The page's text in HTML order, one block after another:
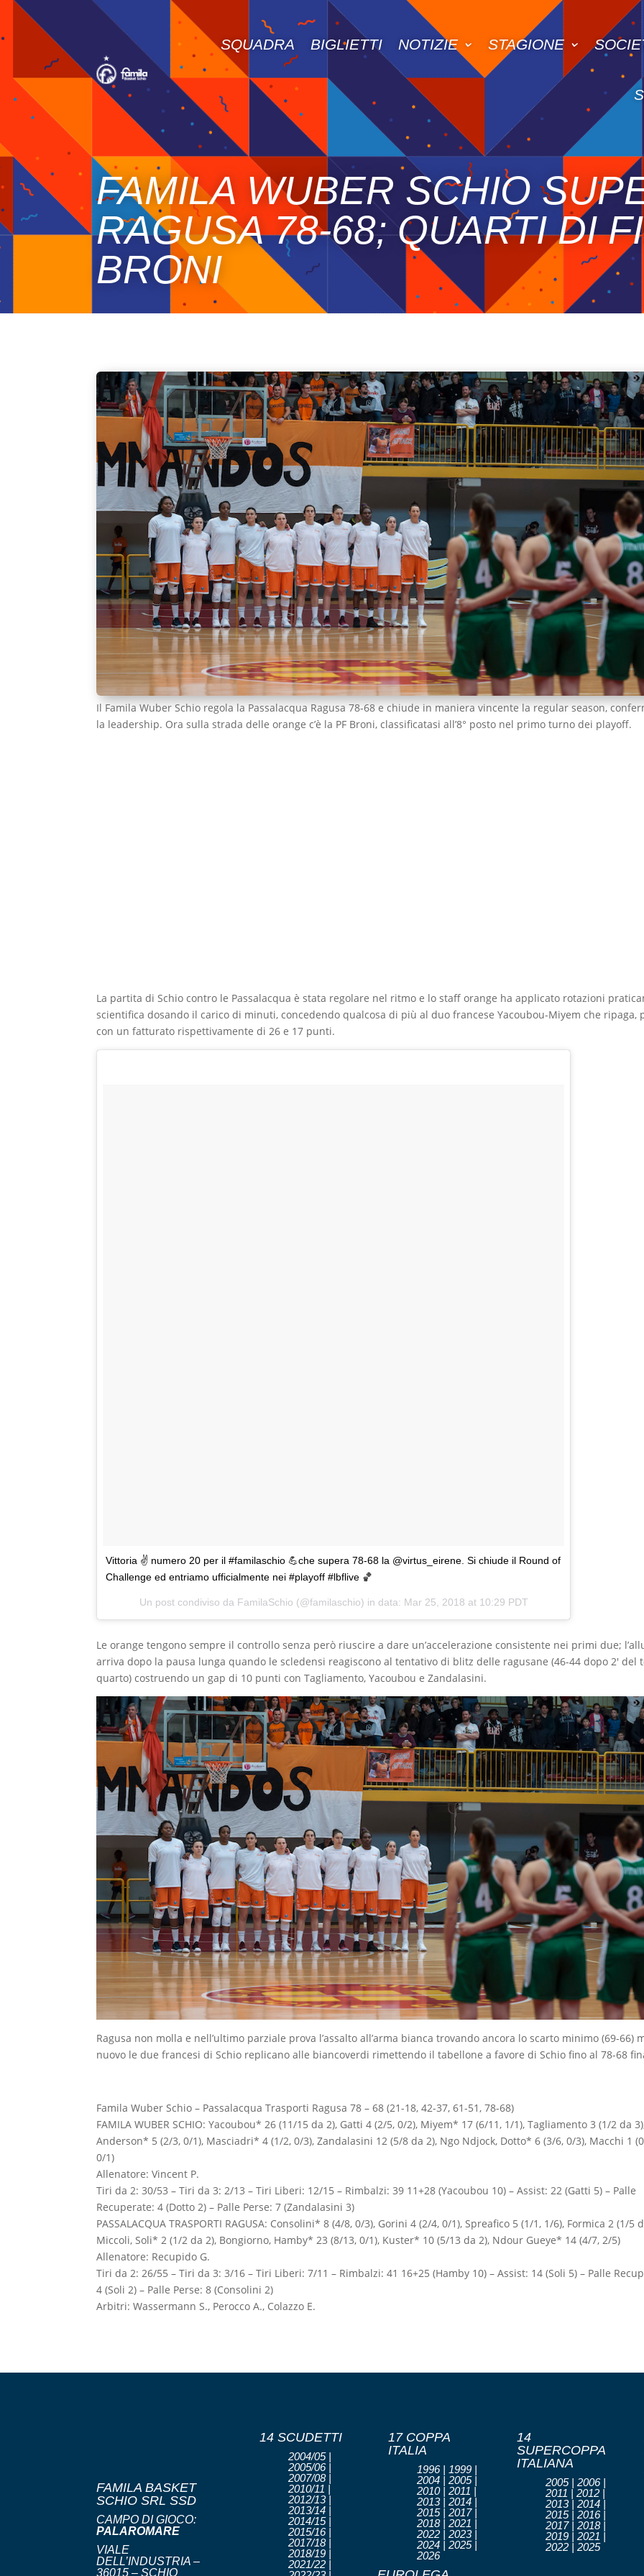
SQUADRA BIGLIETTI NOTIZIE STAGIONE
FAMILA WUBER SCHIO
RAGUSA 78-68; QUARTI DI
BRONI
Il Famila Wuber Schio regola la Passalacqua Ragusa 78-68 e chiude in maniera vincente la regular season,
la leadership. Ora sulla strada delle orange c’è la PF Broni, classificatasi all’8° posto nel primo turno dei playoff.
La partita di Schio contro le Passalacqua è stata regolare nel ritmo e lo staff orange ha applicato rotazioni
scientifica dosando il carico di minuti, concedendo qualcosa di più al duo francese Yacoubou-Miyem che ripaga,
con un fatturato rispettivamente di 26 e 17 punti.
Vittoria ✌️ numero 20 per il #familaschio 💪che supera 78-68 la @virtus_eirene. Si chiude il Round of
Challenge ed entriamo ufficialmente nei #playoff #lbflive 🏀
Un post condiviso da FamilaSchio (@familaschio) in data: Mar 25, 2018 at 10:29 PDT
Le orange tengono sempre il controllo senza però riuscire a dare un’accelerazione consistente nei primi due;
arriva dopo la pausa lunga quando le scledensi reagiscono al tentativo di blitz delle ragusane (46-44 dopo 2′ del
quarto) costruendo un gap di 10 punti con Tagliamento, Yacoubou e Zandalasini.
Ragusa non molla e nell’ultimo parziale prova l’assalto all’arma bianca trovando ancora lo scarto minimo (69-66)
nuovo le due francesi di Schio replicano alle biancoverdi rimettendo il tabellone a favore di Schio fino al 78-68
Famila Wuber Schio – Passalacqua Trasporti Ragusa 78 – 68 (21-18, 42-37, 61-51, 78-68)
FAMILA WUBER SCHIO: Yacoubou* 26 (11/15 da 2), Gatti 4 (2/5, 0/2), Miyem* 17 (6/11, 1/1), Tagliamento 3 (1/2 da
Anderson* 5 (2/3, 0/1), Masciadri* 4 (1/2, 0/3), Zandalasini 12 (5/8 da 2), Ngo Ndjock, Dotto* 6 (3/6, 0/3), Macchi 1
0/1)
Allenatore: Vincent P.
Tiri da 2: 30/53 – Tiri da 3: 2/13 – Tiri Liberi: 12/15 – Rimbalzi: 39 11+28 (Yacoubou 10) – Assist: 22 (Gatti 5) – Palle
Recuperate: 4 (Dotto 2) – Palle Perse: 7 (Zandalasini 3)
PASSALACQUA TRASPORTI RAGUSA: Consolini* 8 (4/8, 0/3), Gorini 4 (2/4, 0/1), Spreafico 5 (1/1, 1/6), Formica 2 (1/5
Miccoli, Soli* 2 (1/2 da 2), Bongiorno, Hamby* 23 (8/13, 0/1), Kuster* 10 (5/13 da 2), Ndour Gueye* 14 (4/7, 2/5)
Allenatore: Recupido G.
Tiri da 2: 26/55 – Tiri da 3: 3/16 – Tiri Liberi: 7/11 – Rimbalzi: 41 16+25 (Hamby 10) – Assist: 14 (Soli 5) – Palle
4 (Soli 2) – Palle Perse: 8 (Consolini 2)
Arbitri: Wassermann S., Perocco A., Colazzo E.
FAMILA BASKET
SCHIO SRL SSD
CAMPO DI GIOCO:
PALAROMARE
VIALE
DELL’INDUSTRIA –
36015 – SCHIO
14 SCUDETTI
2004/05 |
2005/06 |
2007/08 |
2010/11 |
2012/13 |
2013/14 |
2014/15 |
2015/16 |
2017/18 |
2018/19 |
2021/22 |
17 COPPA
ITALIA
1996 | 1999 |
2004 | 2005 |
2010 | 2011 |
2013 | 2014 |
2015 | 2017 |
2018 | 2021 |
2022 | 2023 |
2024 | 2025 |
2026
14
SUPERCOPPA
ITALIANA
2005 | 2006 |
2011 | 2012 |
2013 | 2014 |
2015 | 2016 |
2017 | 2018 |
2019 | 2021 |
2022 | 2025